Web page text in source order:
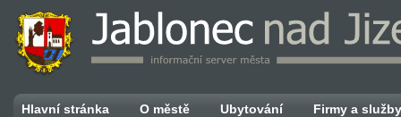
Hlavní stránka O městě Ubytování Firmy a služby